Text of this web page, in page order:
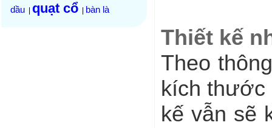
dầu
quạt cổ bàn là
Thiết kế
Theo
kích thước
kế vẫn sẽ